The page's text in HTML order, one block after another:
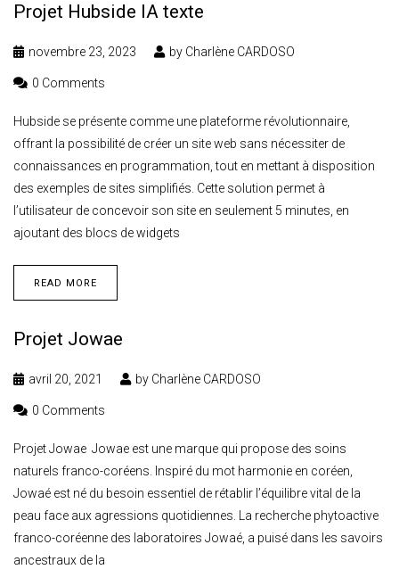
Projet Hubside IA texte
novembre 23, 2023 by Charlène CARDOSO
0 Comments
Hubside se présente comme une plateforme révolutionnaire,
offrant la possibilité de créer un site web sans nécessiter de
connaissances en programmation, tout en mettant à disposition
des exemples de sites simplifiés. Cette solution permet à
l’utilisateur de concevoir son site en seulement 5 minutes, en
ajoutant des blocs de widgets
READ MORE
Projet Jowae
avril 20, 2021 by Charlène CARDOSO
0 Comments
Projet Jowae Jowae est une marque qui propose des soins
naturels franco-coréens. Inspiré du mot harmonie en coréen,
Jowaé est né du besoin essentiel de rétablir l’équilibre vital de la
peau face aux agressions quotidiennes. La recherche phytoactive
franco-coréenne des laboratoires Jowaé, a puisé dans les savoirs
ancestraux de la